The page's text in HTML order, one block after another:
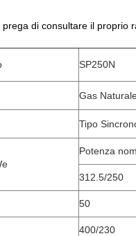
di consultare il proprio
SP250N
Gas
Tipo
Potenza
312.5/250
50
400/230